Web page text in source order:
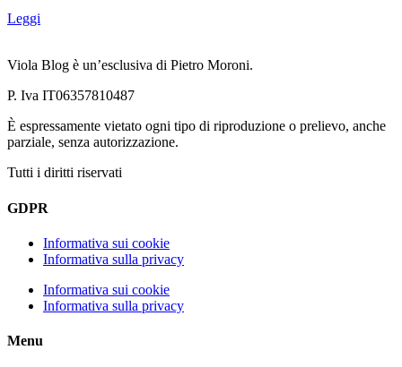
Leggi
Viola Blog è un’esclusiva di Pietro Moroni.
P. Iva IT06357810487
È espressamente vietato ogni tipo di riproduzione o prelievo, anche
parziale, senza autorizzazione.
Tutti i diritti riservati
GDPR
Informativa sui cookie
Informativa sulla privacy
Informativa sui cookie
Informativa sulla privacy
Menu